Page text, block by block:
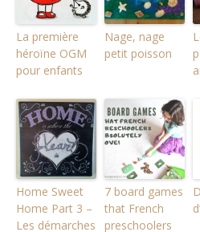
La première
héroïne OGM
pour enfants
Nage, nage
petit poisson
Home Sweet
Home Part 3 –
Les démarches
7 board games
that French
preschoolers